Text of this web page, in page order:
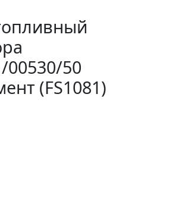
00530/50
(FS1081)